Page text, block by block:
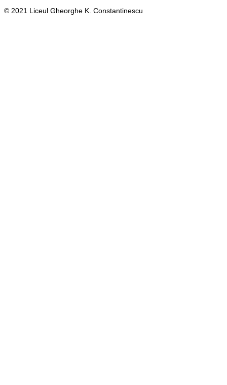
© 2021 Liceul Gheorghe K. Constantinescu